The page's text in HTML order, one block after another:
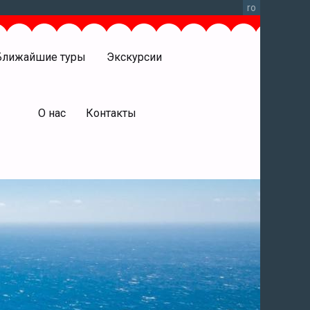
ro
туры Экскурсии
О нас Контакты